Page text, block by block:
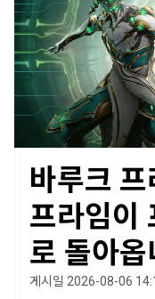
바루크
프라임이
로 돌아옵
게시일 2026-08-06